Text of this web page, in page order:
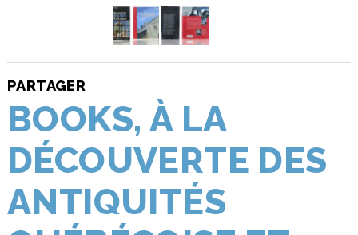
PARTAGER
BOOKS, À LA
DÉCOUVERTE DES
ANTIQUITÉS